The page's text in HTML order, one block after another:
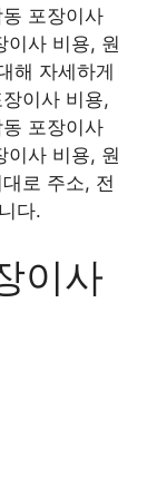
포장이사
이사 비용, 원
해 자세하게
이사 비용,
포장이사
이사 비용, 원
로 주소, 전
다.
이사